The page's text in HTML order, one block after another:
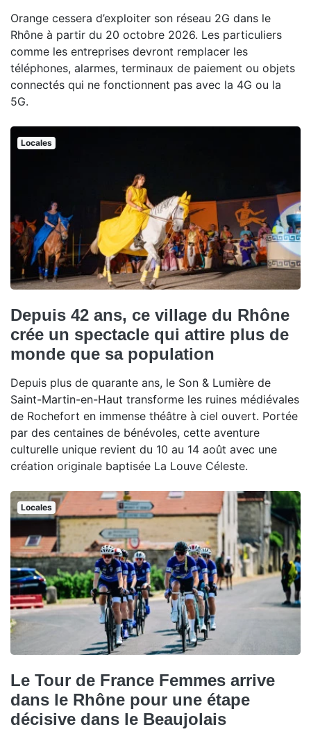
Orange cessera d’exploiter son réseau 2G dans le
Rhône à partir du 20 octobre 2026. Les particuliers
comme les entreprises devront remplacer les
téléphones, alarmes, terminaux de paiement ou objets
connectés qui ne fonctionnent pas avec la 4G ou la
5G.
Locales
Depuis 42 ans, ce village du Rhône
crée un spectacle qui attire plus de
monde que sa population
Depuis plus de quarante ans, le Son & Lumière de
Saint-Martin-en-Haut transforme les ruines médiévales
de Rochefort en immense théâtre à ciel ouvert. Portée
par des centaines de bénévoles, cette aventure
culturelle unique revient du 10 au 14 août avec une
création originale baptisée La Louve Céleste.
Locales
Le Tour de France Femmes arrive
dans le Rhône pour une étape
décisive dans le Beaujolais